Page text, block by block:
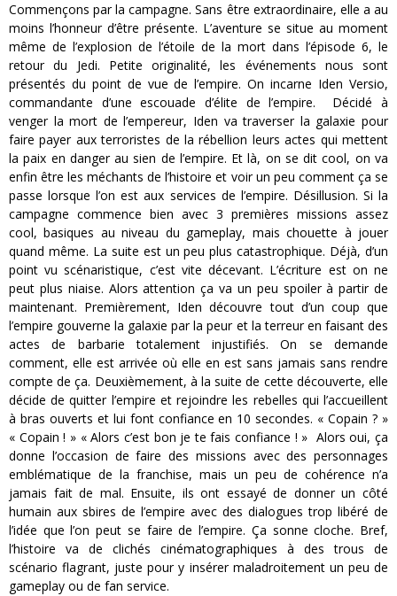
Commençons par la campagne. Sans être extraordinaire, elle a au
moins l’honneur d’être présente. L’aventure se situe au moment
même de l’explosion de l’étoile de la mort dans l’épisode 6, le
retour du Jedi. Petite originalité, les événements nous sont
présentés du point de vue de l’empire. On incarne Iden Versio,
commandante d’une escouade d’élite de l’empire. Décidé à
venger la mort de l’empereur, Iden va traverser la galaxie pour
faire payer aux terroristes de la rébellion leurs actes qui mettent
la paix en danger au sien de l’empire. Et là, on se dit cool, on va
enfin être les méchants de l’histoire et voir un peu comment ça se
passe lorsque l’on est aux services de l’empire. Désillusion. Si la
campagne commence bien avec 3 premières missions assez
cool, basiques au niveau du gameplay, mais chouette à jouer
quand même. La suite est un peu plus catastrophique. Déjà, d’un
point vu scénaristique, c’est vite décevant. L’écriture est on ne
peut plus niaise. Alors attention ça va un peu spoiler à partir de
maintenant. Premièrement, Iden découvre tout d’un coup que
l’empire gouverne la galaxie par la peur et la terreur en faisant des
actes de barbarie totalement injustifiés. On se demande
comment, elle est arrivée où elle en est sans jamais sans rendre
compte de ça. Deuxièmement, à la suite de cette découverte, elle
décide de quitter l’empire et rejoindre les rebelles qui l’accueillent
à bras ouverts et lui font confiance en 10 secondes. « Copain ? »
« Copain ! » « Alors c’est bon je te fais confiance ! » Alors oui, ça
donne l’occasion de faire des missions avec des personnages
emblématique de la franchise, mais un peu de cohérence n’a
jamais fait de mal. Ensuite, ils ont essayé de donner un côté
humain aux sbires de l’empire avec des dialogues trop libéré de
l’idée que l’on peut se faire de l’empire. Ça sonne cloche. Bref,
l’histoire va de clichés cinématographiques à des trous de
scénario flagrant, juste pour y insérer maladroitement un peu de
gameplay ou de fan service.